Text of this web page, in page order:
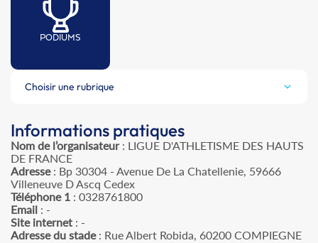
PODIUMS
Choisir une rubrique
Informations pratiques
Nom de l’organisateur: LIGUE D'ATHLETISME DES HAUTS
DE FRANCE
Adresse: Bp 30304 - Avenue De La Chatellenie, 59666
Villeneuve D Ascq Cedex
Téléphone 1 : 0328761800
Email : -
Site internet : -
Adresse du stade: Rue Albert Robida, 60200 COMPIEGNE